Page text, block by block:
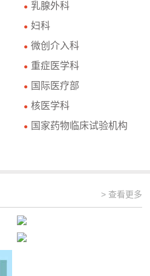
● 乳腺外科
● 妇科
● 微创介入科
● 重症医学科
● 国际医疗部
● 核医学科
● 国家药物临床试验机构
> 查看更多